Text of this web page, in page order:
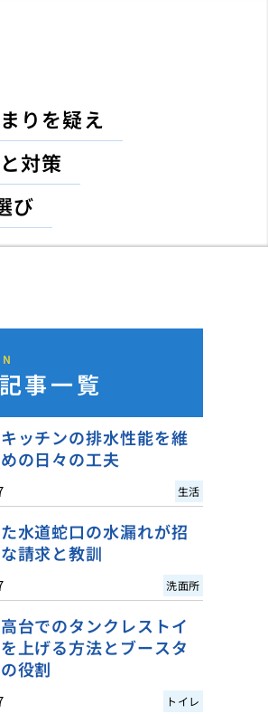
りを疑え
対策
び
事一覧
ッチンの排水性能を維
の日々の工夫
生活
水道蛇口の水漏れが招
請求と教訓
洗面所
台でのタンクレストイ
上げる方法とブースタ
役割
トイレ